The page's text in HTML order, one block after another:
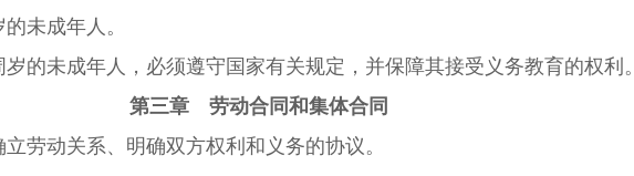
未成年人。
的未成年人，必须遵守国家有关规定，并保障其接受义务教育的权利。
第三章 劳动合同和集体合同
劳动关系、明确双方权利和义务的协议。